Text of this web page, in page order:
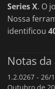
Series X. O
Nossa
identificou
Notas
1.2.0267 - 26/
Outubro de